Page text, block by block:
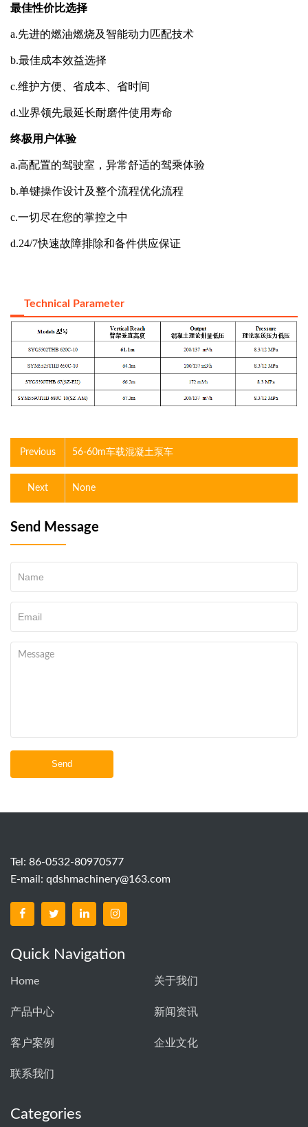
最佳性价比选择
a.先进的燃油燃烧及智能动力匹配技术
b.最佳成本效益选择
c.维护方便、省成本、省时间
d.业界领先最延长耐磨件使用寿命
终极用户体验
a.高配置的驾驶室，异常舒适的驾乘体验
b.单键操作设计及整个流程优化流程
c.一切尽在您的掌控之中
d.24/7快速故障排除和备件供应保证
Technical Parameter
Previous 56-60m车载混凝土泵车
None
Next
Send Message
Send
Tel: 86-0532-80970577
E-mail: qdshmachinery@163.com
Quick Navigation
Home 关于我们
产品中心 新闻资讯
客户案例 企业文化
联系我们
Categories